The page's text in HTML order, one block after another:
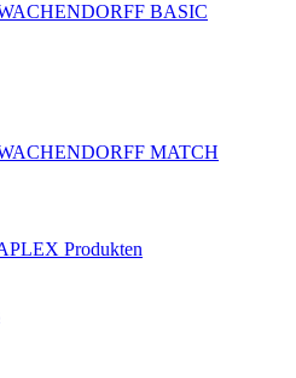
BASIC
MATCH
Produkten